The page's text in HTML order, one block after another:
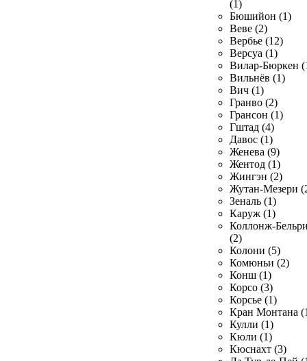
(1)
Бюшийон (1)
Веве (2)
Вербье (12)
Версуа (1)
Вилар-Бюркен
Вильнёв (1)
Вич (1)
Гранво (2)
Грансон (1)
Гштад (4)
Давос (1)
Женева (9)
Жентод (1)
Жингэн (2)
Жутан-Мезери
Зеналь (1)
Каруж (1)
Коллонж-
(2)
Колони (5)
Комюньи (2)
Конш (1)
Корсо (3)
Корсье (1)
Кран Монтана
Кулли (1)
Кюли (1)
Кюснахт (3)